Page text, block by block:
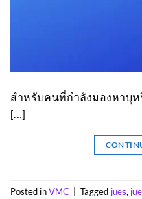
สำหรับคนที่กำลังมองหาบุ
[…]
Posted inVMC Tagged jues,